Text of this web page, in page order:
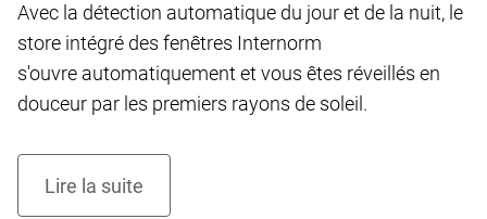
Avec la détection automatique du jour et de la nuit, le
store intégré des fenêtres Internorm
s'ouvre automatiquement et vous êtes réveillés en
douceur par les premiers rayons de soleil.